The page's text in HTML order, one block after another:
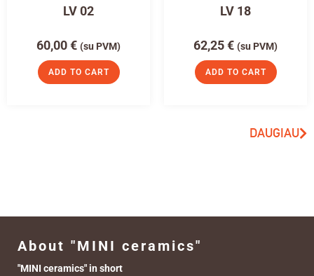
LV 02
60,00€ (su PVM)
ADD TO CART
LV 18
62,25€ (su PVM)
ADD TO CART
DAUGIAU
About "MINI ceramics"
"MINI ceramics" in short